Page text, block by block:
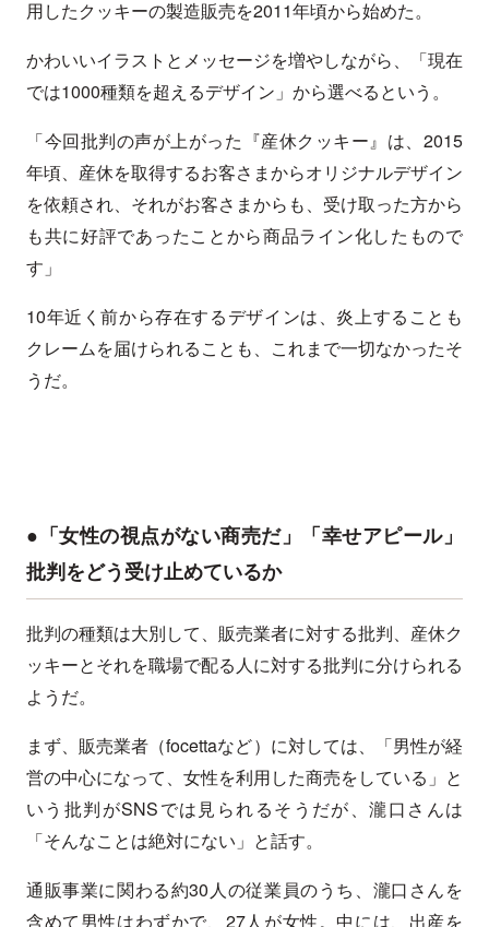
用したクッキーの製造販売を2011年頃から始めた。
かわいいイラストとメッセージを増やしながら、「現在
では1000種類を超えるデザイン」から選べるという。
「今回批判の声が上がった『産休クッキー』は、2015
年頃、産休を取得するお客さまからオリジナルデザイン
を依頼され、それがお客さまからも、受け取った方から
も共に好評であったことから商品ライン化したもので
す」
10年近く前から存在するデザインは、炎上することも
クレームを届けられることも、これまで一切なかったそ
うだ。
●「女性の視点がない商売だ」「幸せアピール」
批判をどう受け止めているか
批判の種類は大別して、販売業者に対する批判、産休ク
ッキーとそれを職場で配る人に対する批判に分けられる
ようだ。
まず、販売業者（focettaなど）に対しては、「男性が経
営の中心になって、女性を利用した商売をしている」と
いう批判がSNSでは見られるそうだが、瀧口さんは
「そんなことは絶対にない」と話す。
通販事業に関わる約30人の従業員のうち、瀧口さんを
含めて男性はわずかで、27人が女性。中には、出産を